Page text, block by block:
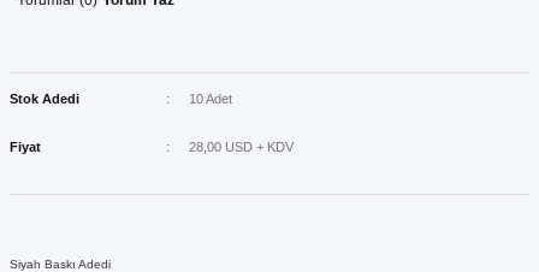
Stok Adedi 10 Adet
Fiyat 28,00 USD + KDV
Siyah Baskı Adedi